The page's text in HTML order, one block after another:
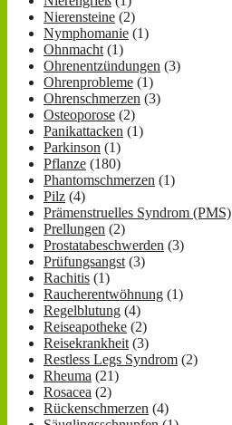
Nierensteine (2)
Nymphomanie (1)
Ohnmacht (1)
Ohrenentzündungen (3)
Ohrenprobleme (1)
Ohrenschmerzen (3)
Osteoporose (2)
Panikattacken (1)
Parkinson (1)
Pflanze (180)
Phantomschmerzen (1)
Pilz (4)
Prämenstruelles Syndrom (PMS)
Prellungen (2)
Prostatabeschwerden (3)
Prüfungsangst (3)
Rachitis (1)
Raucherentwöhnung (1)
Regelblutung (4)
Reiseapotheke (2)
Reisekrankheit (3)
Restless Legs Syndrom (2)
Rheuma (21)
Rosacea (2)
Rückenschmerzen (4)